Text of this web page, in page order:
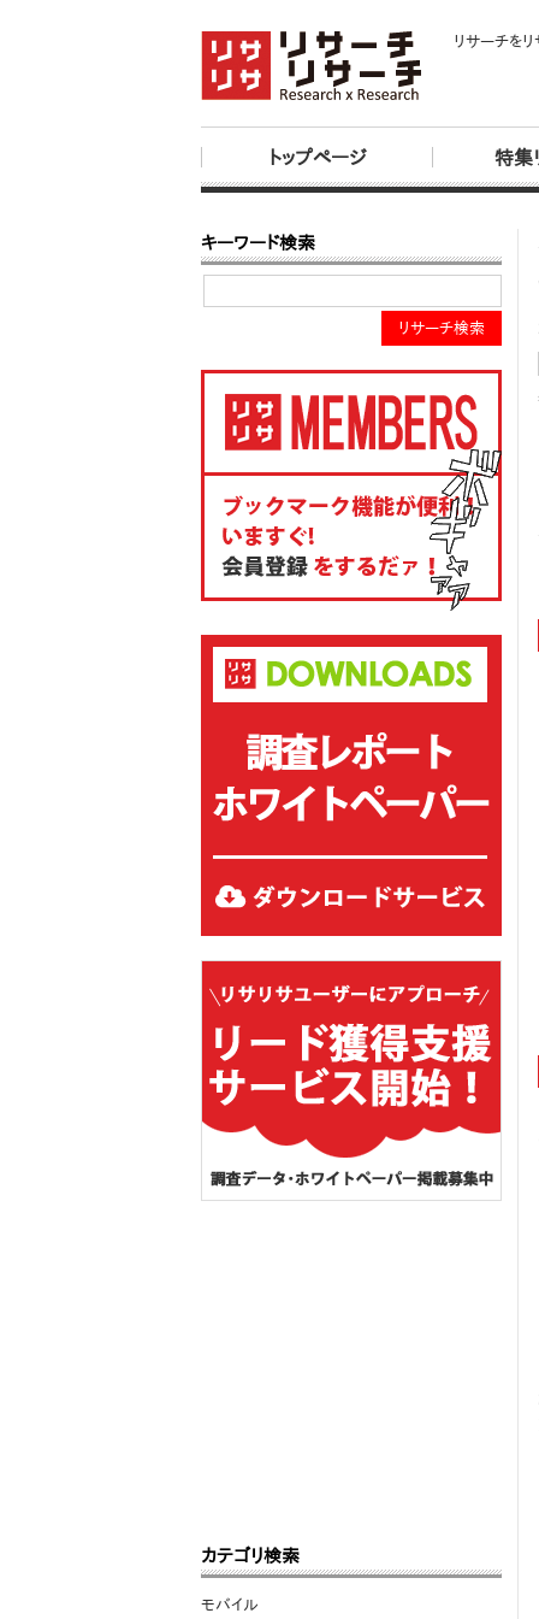
リサーチを
トップページ 特集
キーワード検索
リサーチ検索
カテゴリ検索
モバイル